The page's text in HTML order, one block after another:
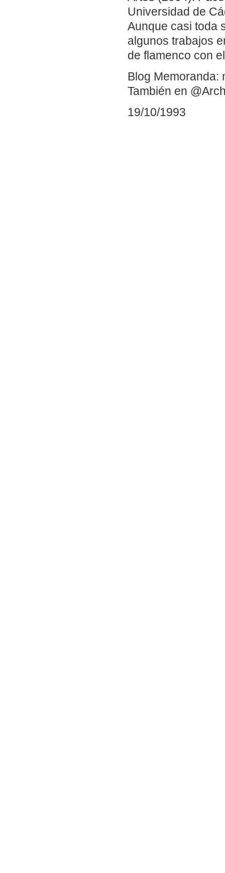
Universidad de
Aunque casi toda
algunos trabajos
de flamenco con
Blog Memoranda:
También en
19/10/1993